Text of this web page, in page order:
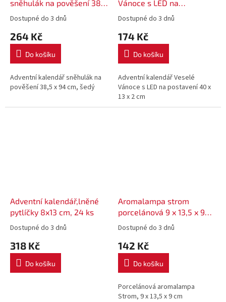
sněhulák na pověšení 38,5
x 94 cm, šedý
Dostupné do 3 dnů
264 Kč
Do košíku
Adventní kalendář sněhulák na
pověšení 38,5 x 94 cm, šedý
Vánoce s LED na
postavení 40 x 13 x 2 cm
Dostupné do 3 dnů
174 Kč
Do košíku
Adventní kalendář Veselé
Vánoce s LED na postavení 40 x
13 x 2 cm
Adventní kalendář,lněné
pytlíčky 8x13 cm, 24 ks
Dostupné do 3 dnů
318 Kč
Do košíku
Aromalampa strom
porcelánová 9 x 13,5 x 9
Dostupné do 3 dnů
142 Kč
Do košíku
Porcelánová aromalampa
Strom, 9 x 13,5 x 9 cm